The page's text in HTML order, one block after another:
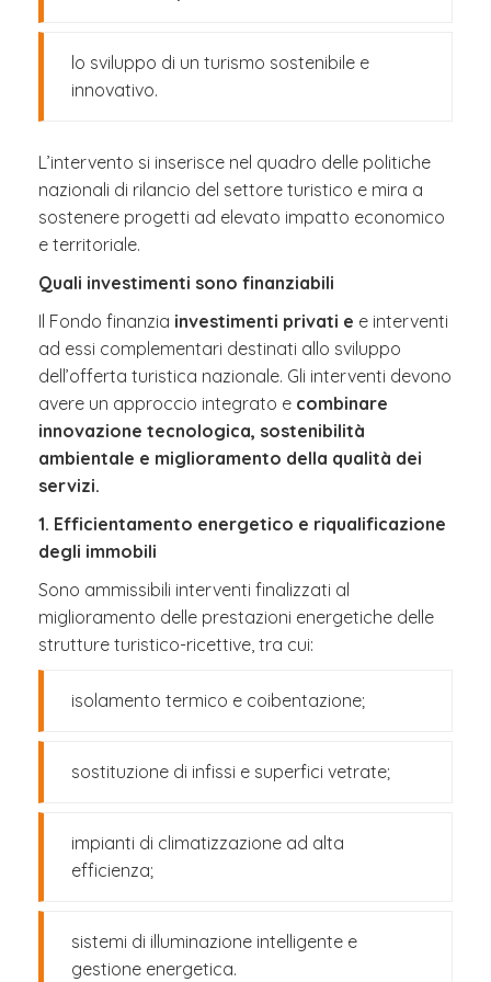
lo sviluppo di un turismo sostenibile e
innovativo.
L’intervento si inserisce nel quadro delle politiche
nazionali di rilancio del settore turistico e mira a
sostenere progetti ad elevato impatto economico
e territoriale.
Quali investimenti sono finanziabili
Il Fondo finanzia investimenti privati e e interventi
ad essi complementari destinati allo sviluppo
dell’offerta turistica nazionale. Gli interventi devono
avere un approccio integrato e combinare
innovazione tecnologica, sostenibilità
ambientale e miglioramento della qualità dei
servizi.
1. Efficientamento energetico e riqualificazione
degli immobili
Sono ammissibili interventi finalizzati al
miglioramento delle prestazioni energetiche delle
strutture turistico-ricettive, tra cui:
isolamento termico e coibentazione;
sostituzione di infissi e superfici vetrate;
impianti di climatizzazione ad alta
efficienza;
sistemi di illuminazione intelligente e
gestione energetica.